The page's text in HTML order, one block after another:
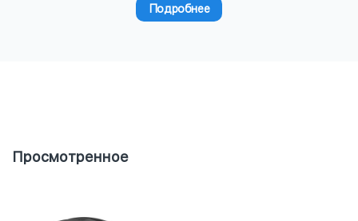
Подробнее
Просмотренное